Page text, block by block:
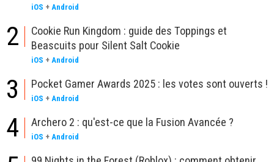
iOS + Android
2
Cookie Run Kingdom : guide des Toppings et
Beascuits pour Silent Salt Cookie
iOS + Android
3 Pocket Gamer Awards 2025 : les votes sont ouverts !
iOS + Android
4 Archero 2 : qu'est-ce que la Fusion Avancée ?
iOS + Android